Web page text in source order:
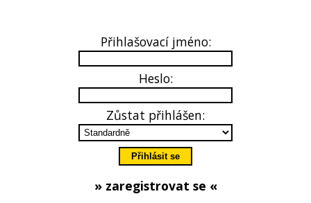
Přihlašovací jméno:
Heslo:
Zůstat přihlášen:
» zaregistrovat se «